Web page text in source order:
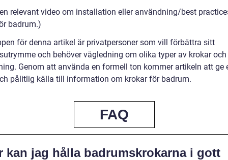
relevant video om installation eller användning/best
badrum.)
för denna artikel är privatpersoner som vill förbättra sitt
och behöver vägledning om olika typer av krokar och
Genom att använda en formell ton kommer artikeln att ge
pålitlig källa till information om krokar för badrum.
FAQ
kan jag hålla badrumskrokarna i gott